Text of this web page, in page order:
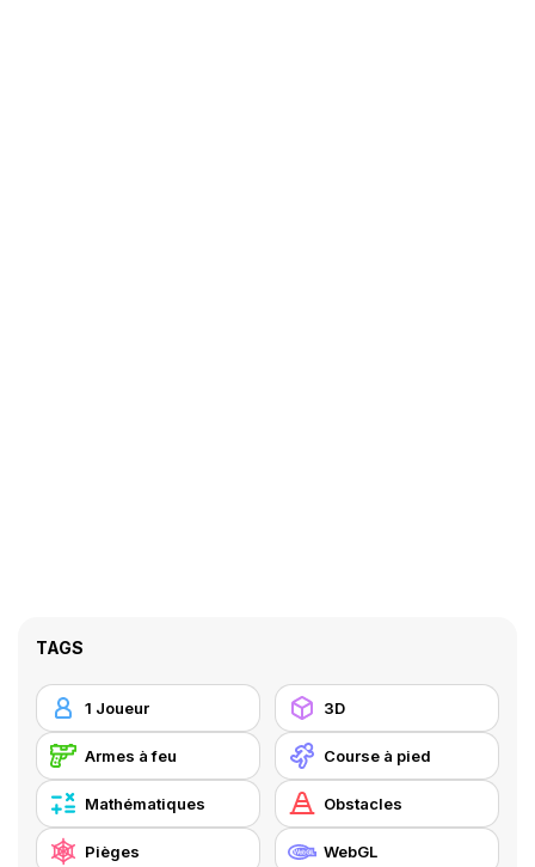
TAGS
1 Joueur 3D
Armes à feu Course à pied
Mathématiques Obstacles
Pièges WebGL